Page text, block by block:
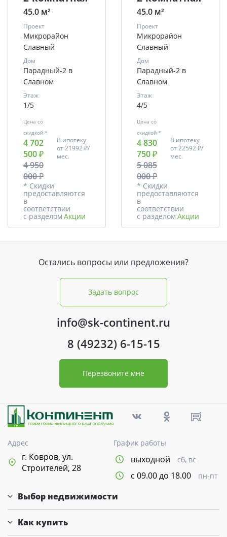
45.0 м²
Проект
Микрорайон
Славный
Дом
Парадный-2 в
Славном
Этаж
1/5
Цена со
скидкой *
4 702
500 ₽
4 950
000 ₽
В ипотеку
от21992 ₽/
мес.
* Скидки
предоставляются
в
соответствии
с разделом Акции
45.0 м²
Проект
Микрорайон
Славный
Дом
Парадный-2 в
Славном
Этаж
4/5
Цена со
скидкой *
4 830
750 ₽
5 085
000 ₽
В ипотеку
от22592 ₽/
мес.
* Скидки
предоставляются
в
соответствии
с разделом Акции
Остались вопросы или предложения?
Задать вопрос
info@sk-continent.ru
8 (49232) 6-15-15
Перезвоните мне
Адрес
г. Ковров, ул.
Строителей, 28
График работы
выходной сб, вс
с 09.00 до 18.00 пн-пт
Выбор недвижимости
Как купить